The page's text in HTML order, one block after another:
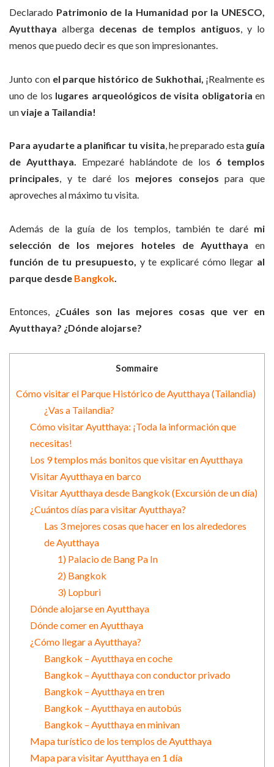
Declarado Patrimonio de la Humanidad por la UNESCO,
Ayutthaya alberga decenas de templos antiguos, y lo
menos que puedo decir es que son impresionantes.
Junto con el parque histórico de Sukhothai, ¡Realmente es
uno de los lugares arqueológicos de visita obligatoria en
unviaje a Tailandia!
Para ayudarte a planificar tu visita, he preparado esta guía
de Ayutthaya. Empezaré hablándote de los 6 templos
principales, y te daré los mejores consejos para que
aproveches al máximo tu visita.
Además de la guía de los templos, también te daré mi
selección de los mejores hoteles de Ayutthaya en
función de tu presupuesto y te explicaré cómo llegar al
parque desde Bangkok
Entonces, ¿Cuáles son las mejores cosas que ver en
Ayutthaya? ¿Dónde alojarse?
Sommaire
Cómo visitar el Parque Histórico de Ayutthaya (Tailandia)
¿Vas a Tailandia?
Cómo visitar Ayutthaya: ¡Toda la información que
necesitas!
Los 9 templos más bonitos que visitar en Ayutthaya
Visitar Ayutthaya en barco
Visitar Ayutthaya desde Bangkok (Excursión de un día)
¿Cuántos días para visitar Ayutthaya?
Las 3 mejores cosas que hacer en los alrededores
de Ayutthaya
1) Palacio de Bang Pa In
2) Bangkok
3) Lopburi
Dónde alojarse en Ayutthaya
Dónde comer en Ayutthaya
¿Cómo llegar a Ayutthaya?
Bangkok – Ayutthaya en coche
Bangkok – Ayutthaya con conductor privado
Bangkok – Ayutthaya en tren
Bangkok – Ayutthaya en autobús
Bangkok – Ayutthaya en minivan
Mapa turístico de los templos de Ayutthaya
Mapa para visitar Ayutthaya en 1 día